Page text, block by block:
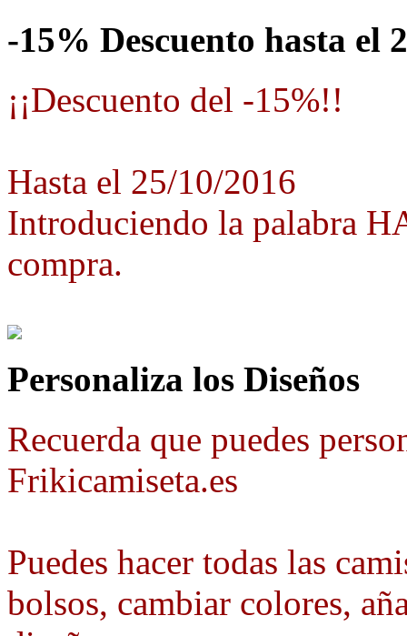
-15% Descuento hasta el
¡¡Descuento del -15%!!
Hasta el 25/10/2016
Introduciendo la palabra
compra.
Personaliza los Diseños
Recuerda que puedes
Frikicamiseta.es
Puedes hacer todas las
bolsos, cambiar colores,